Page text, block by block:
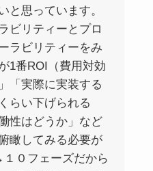
と思っています。
ビリティーとプロ
ラビリティーをみ
1番ROI（費用対効
「実際に実装する
らい下げられる
性はどうか」など
瞰してみる必要が
０フェーズだから